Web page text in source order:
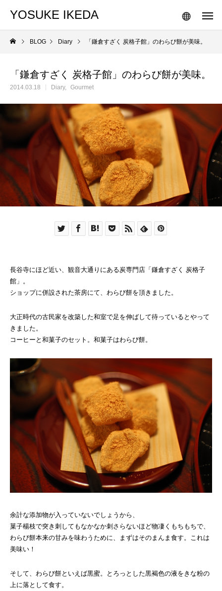
YOSUKE IKEDA
BLOG Diary 「鎌倉すざく 炭格子館」のわらび餅が美味。
「鎌倉すざく 炭格子館」のわらび餅が美味。
2014.03.18 Diary Gourmet
長谷寺にほど近い、観音大通りにある炭専門店「鎌倉すざく 炭格子
館」。
ショップに併設された茶房にて、わらび餅を頂きました。
大正時代の古民家を改築した和室で足を伸ばして待っているとやって
きました。
コーヒーと和菓子のセット。和菓子はわらび餅。
余計な添加物が入っていないでしょうから、
菓子楊枝で突き刺してもなかなか刺さらないほど物凄くもちもちで、
わらび餅本来の甘みを味わうために、まずはそのまんま食す。これは
美味い！
そして、わらび餅といえば黒蜜。とろっとした黒褐色の液をきな粉の
上に落として食す。